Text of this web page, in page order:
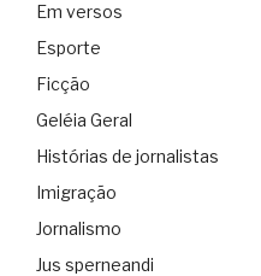
Em versos
Esporte
Ficção
Geléia Geral
Histórias de jornalistas
Imigração
Jornalismo
Jus sperneandi